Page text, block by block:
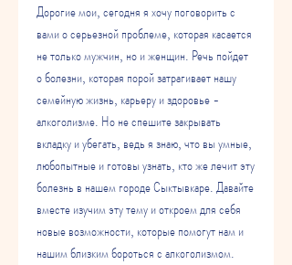
Дорогие мои, сегодня я хочу поговорить с
вами о серьезной проблеме, которая касается
не только мужчин, но и женщин. Речь пойдет
о болезни, которая порой затрагивает нашу
семейную жизнь, карьеру и здоровье -
алкоголизме. Но не спешите закрывать
вкладку и убегать, ведь я знаю, что вы умные,
любопытные и готовы узнать, кто же лечит эту
болезнь в нашем городе Сыктывкаре. Давайте
вместе изучим эту тему и откроем для себя
новые возможности, которые помогут нам и
нашим близким бороться с алкоголизмом.